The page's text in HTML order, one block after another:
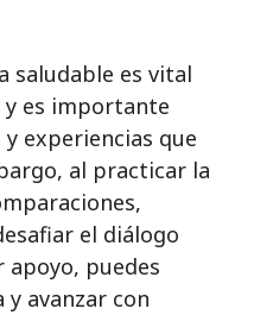
saludable es vital
y es importante
experiencias que
al practicar la
el diálogo
puedes
avanzar con